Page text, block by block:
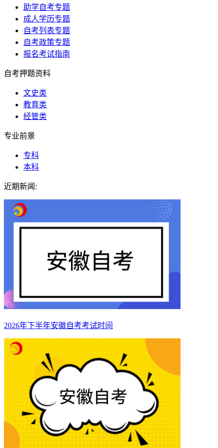
助学自考专题
成人学历专题
自考列表专题
自考政策专题
报名考试指南
自考押题资料
文史类
教育类
经管类
专业前景
专科
本科
近期新闻:
2026年下半年安徽自考考试时间